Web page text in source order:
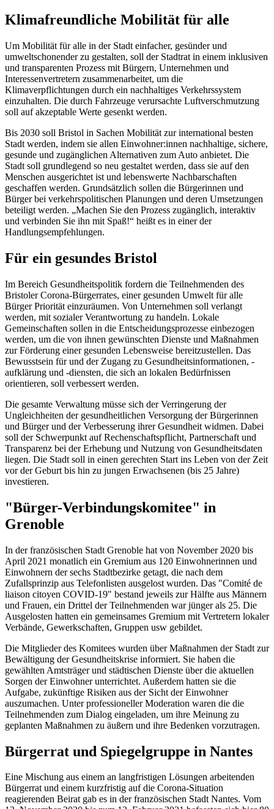
Klimafreundliche Mobilität für alle
Um Mobilität für alle in der Stadt einfacher, gesünder und
umweltschonender zu gestalten, soll der Stadtrat in einem inklusiven
und transparenten Prozess mit Bürgern, Unternehmen und
Interessenvertretern zusammenarbeitet, um die
Klimaverpflichtungen durch ein nachhaltiges Verkehrssystem
einzuhalten. Die durch Fahrzeuge verursachte Luftverschmutzung
soll auf akzeptable Werte gesenkt werden.
Bis 2030 soll Bristol in Sachen Mobilität zur international besten
Stadt werden, indem sie allen Einwohner:innen nachhaltige, sichere,
gesunde und zugänglichen Alternativen zum Auto anbietet. Die
Stadt soll grundlegend so neu gestaltet werden, dass sie auf den
Menschen ausgerichtet ist und lebenswerte Nachbarschaften
geschaffen werden. Grundsätzlich sollen die Bürgerinnen und
Bürger bei verkehrspolitischen Planungen und deren Umsetzungen
beteiligt werden. „Machen Sie den Prozess zugänglich, interaktiv
und verbinden Sie ihn mit Spaß!“ heißt es in einer der
Handlungsempfehlungen.
Für ein gesundes Bristol
Im Bereich Gesundheitspolitik fordern die Teilnehmenden des
Bristoler Corona-Bürgerrates, einer gesunden Umwelt für alle
Bürger Priorität einzuräumen. Von Unternehmen soll verlangt
werden, mit sozialer Verantwortung zu handeln. Lokale
Gemeinschaften sollen in die Entscheidungsprozesse einbezogen
werden, um die von ihnen gewünschten Dienste und Maßnahmen
zur Förderung einer gesunden Lebensweise bereitzustellen. Das
Bewusstsein für und der Zugang zu Gesundheitsinformationen, -
aufklärung und -diensten, die sich an lokalen Bedürfnissen
orientieren, soll verbessert werden.
Die gesamte Verwaltung müsse sich der Verringerung der
Ungleichheiten der gesundheitlichen Versorgung der Bürgerinnen
und Bürger und der Verbesserung ihrer Gesundheit widmen. Dabei
soll der Schwerpunkt auf Rechenschaftspflicht, Partnerschaft und
Transparenz bei der Erhebung und Nutzung von Gesundheitsdaten
liegen. Die Stadt soll in einen gerechten Start ins Leben von der Zeit
vor der Geburt bis hin zu jungen Erwachsenen (bis 25 Jahre)
investieren.
"Bürger-Verbindungskomitee" in
Grenoble
In der französischen Stadt Grenoble hat von November 2020 bis
April 2021 monatlich ein Gremium aus 120 Einwohnerinnen und
Einwohnern der sechs Stadtbezirke getagt, die nach dem
Zufallsprinzip aus Telefonlisten ausgelost wurden. Das "Comité de
liaison citoyen COVID-19" bestand jeweils zur Hälfte aus Männern
und Frauen, ein Drittel der Teilnehmenden war jünger als 25. Die
Ausgelosten hatten ein gemeinsames Gremium mit Vertretern lokaler
Verbände, Gewerkschaften, Gruppen usw gebildet.
Die Mitglieder des Komitees wurden über Maßnahmen der Stadt zur
Bewältigung der Gesundheitskrise informiert. Sie haben die
gewählten Amtsträger und städtischen Dienste über die aktuellen
Sorgen der Einwohner unterrichtet. Außerdem hatten sie die
Aufgabe, zukünftige Risiken aus der Sicht der Einwohner
auszumachen. Unter professioneller Moderation waren die die
Teilnehmenden zum Dialog eingeladen, um ihre Meinung zu
geplanten Maßnahmen zu äußern und ihre Bedenken vorzutragen.
Bürgerrat und Spiegelgruppe in Nantes
Eine Mischung aus einem an langfristigen Lösungen arbeitenden
Bürgerrat und einem kurzfristig auf die Corona-Situation
reagierenden Beirat gab es in der französischen Stadt Nantes. Vom